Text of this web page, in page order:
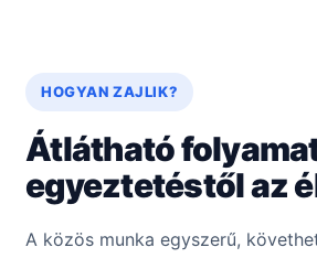
HOGYAN ZAJLIK?
Átlátható
egyeztetéstől az
A közös munka egyszerű,